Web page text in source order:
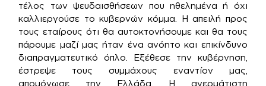
τέλος των ψευδαισθήσεων που ηθελημένα ή όχι
καλλιεργούσε το κυβερνών κόμμα. Η απειλή προς
τους εταίρους ότι θα αυτοκτονήσουμε και θα τους
πάρουμε μαζί μας ήταν ένα ανόητο και επικίνδυνο
διαπραγματευτικό όπλο. Εξέθεσε την κυβέρνηση,
έστρεψε τους συμμάχους εναντίον μας,
απομόνωσε την Ελλάδα. Η ανερμάτιστη